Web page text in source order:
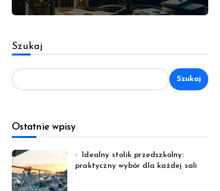
Szukaj
Szukaj
Ostatnie wpisy
Idealny stolik przedszkolny:
praktyczny wybór dla każdej sali